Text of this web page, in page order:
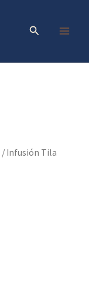
Buscar
/ Infusión Tila